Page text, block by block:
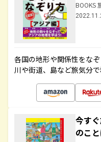
BOOKS
各国の地形や関係性をな
川や街道、島など旅気分
今す
のこ